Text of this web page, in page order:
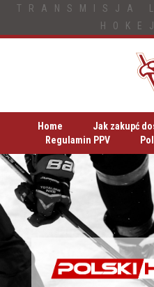
TRANSMISJA
Home Jak zakupć
Regulamin PPV